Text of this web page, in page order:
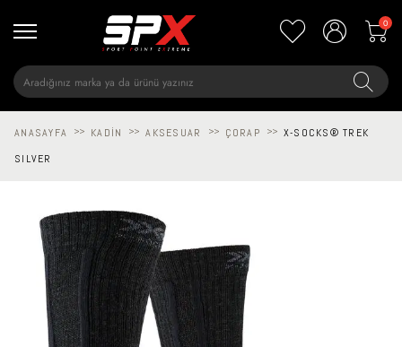
0
ANASAYFA >> KADIN >> AKSESUAR >> ÇORAP >> X-SOCKS® TREK
SILVER